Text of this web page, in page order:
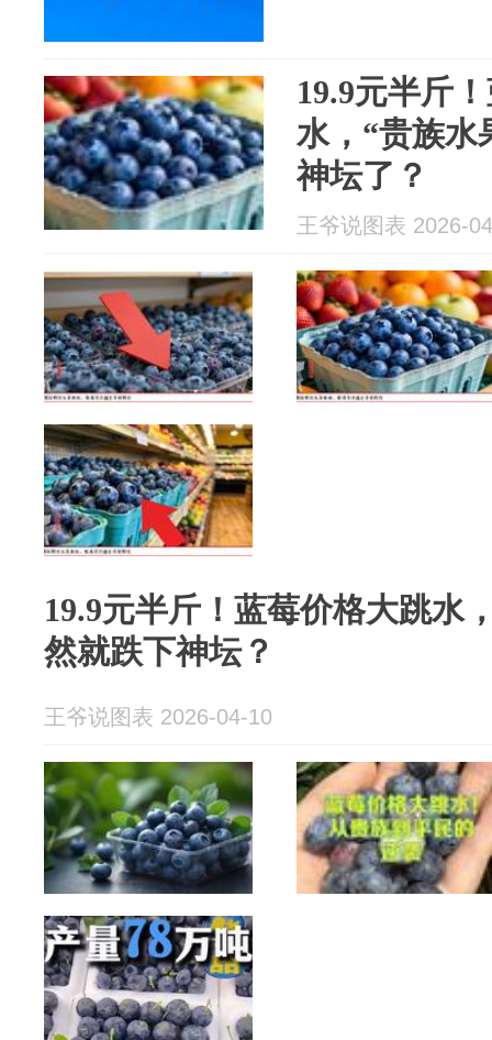
19.9元半斤
水，“贵族水
神坛了？
王爷说图表 2026-
19.9元半斤！蓝莓价格大跳水
然就跌下神坛？
王爷说图表 2026-04-10